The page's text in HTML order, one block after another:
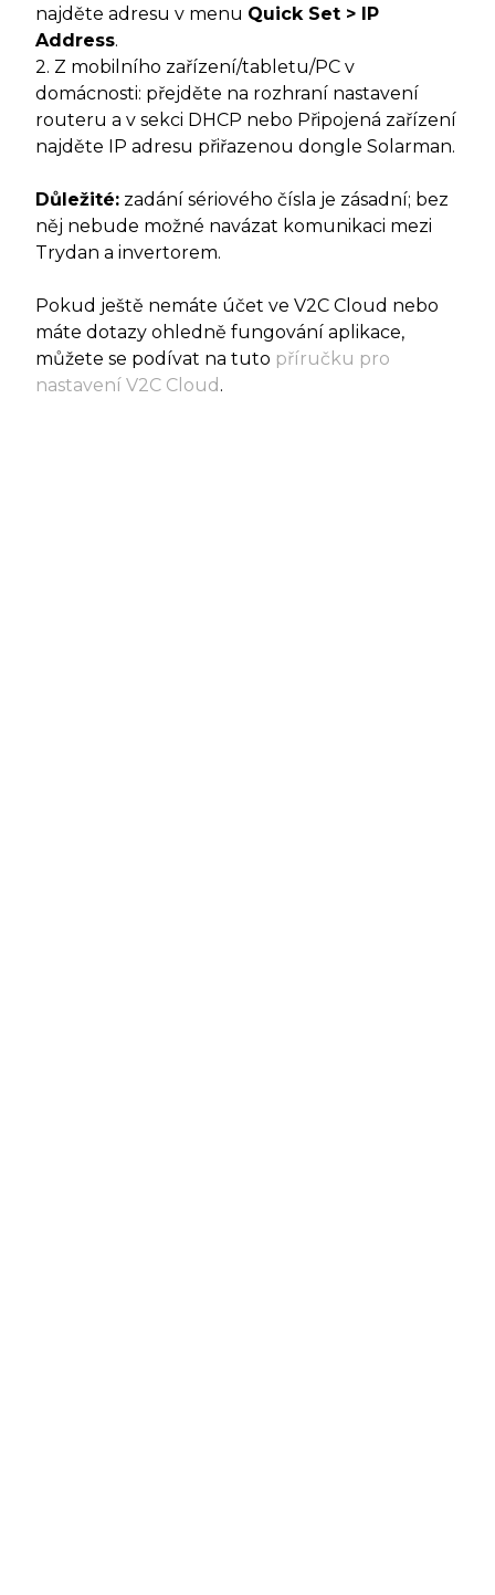
najděte adresu v menu Quick Set > IP
Address.
2. Z mobilního zařízení/tabletu/PC v
domácnosti: přejděte na rozhraní nastavení
routeru a v sekci DHCP nebo Připojená zařízení
najděte IP adresu přiřazenou dongle Solarman.
Důležité: zadání sériového čísla je zásadní; bez
něj nebude možné navázat komunikaci mezi
Trydan a invertorem.
Pokud ještě nemáte účet ve V2C Cloud nebo
máte dotazy ohledně fungování aplikace,
můžete se podívat na tuto příručku pro
nastavení V2C Cloud .